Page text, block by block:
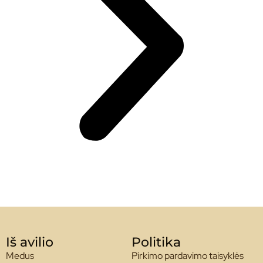
Iš avilio
Medus
Politika
Pirkimo pardavimo taisyklės